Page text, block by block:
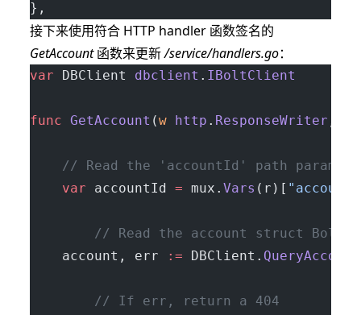
},
接下来使用符合 HTTP handler 函数签名的
GetAccount函数来更新/service/handlers.go：
var DBClient dbclient . IBoltClient
func GetAccount (w http . ResponseWriter
// Read the 'accountId' path
	var
accountId = mux.Vars (r)[
        // Read the account struct BoltDB
	account, err
:= DBClient. QueryAccount
        // If err, return a 404